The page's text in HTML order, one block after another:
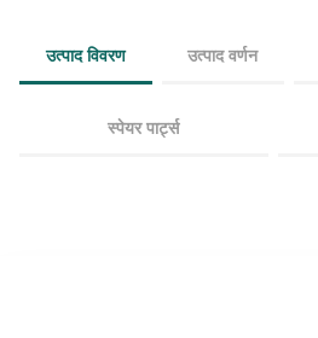
उत्पाद विवरण उत्पाद वर्णन
स्पेयर पार्ट्स